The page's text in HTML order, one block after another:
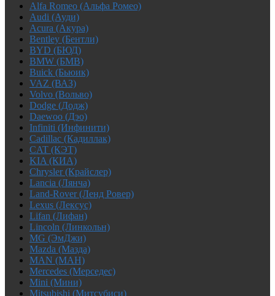
Alfa Romeo (Альфа Ромео)
Audi (Ауди)
Acura (Акура)
Bentley (Бентли)
BYD (БЮД)
BMW (БМВ)
Buick (Бьюик)
VAZ (ВАЗ)
Volvo (Вольво)
Dodge (Додж)
Daewoo (Дэо)
Infiniti (Инфинити)
Cadillac (Кадиллак)
CAT (КЭТ)
KIA (КИА)
Chrysler (Крайслер)
Lancia (Лянча)
Land-Rover (Ленд Ровер)
Lexus (Лексус)
Lifan (Лифан)
Lincoln (Линкольн)
MG (ЭмДжи)
Mazda (Мазда)
MAN (МАН)
Mercedes (Мерседес)
Mini (Мини)
Mitsubishi (Митсубиси)